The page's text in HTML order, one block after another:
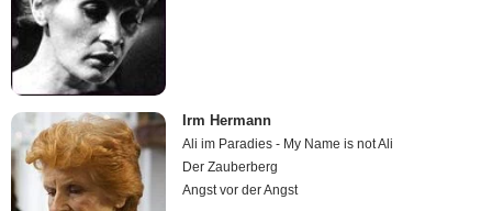
Irm Hermann
Ali im Paradies - My Name is not Ali
Der Zauberberg
Angst vor der Angst